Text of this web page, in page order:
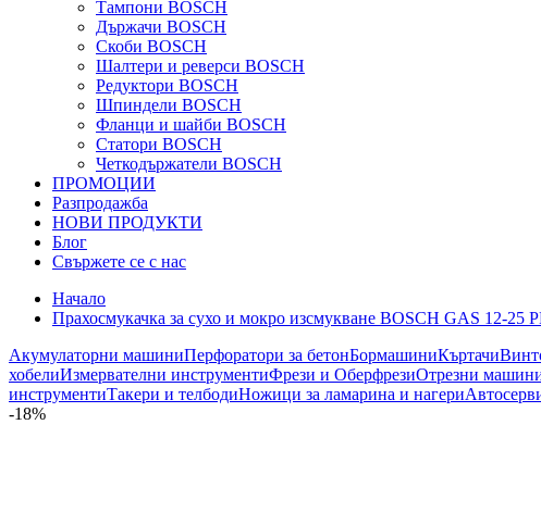
Тампони BOSCH
Държачи BOSCH
Скоби BOSCH
Шалтери и реверси BOSCH
Редуктори BOSCH
Шпиндели BOSCH
Фланци и шайби BOSCH
Статори BOSCH
Четкодържатели BOSCH
ПРОМОЦИИ
Разпродажба
НОВИ ПРОДУКТИ
Блог
Свържете се с нас
Начало
Прахосмукачка за сухо и мокро изсмукване BOSCH GAS 12-25
Акумулаторни машиниПерфоратори за бетонБормашиниКъртачи
хобелиИзмервателни инструментиФрези и ОберфрезиОтрезни
инструментиТакери и телбодиНожици за ламарина и нагери
-18%